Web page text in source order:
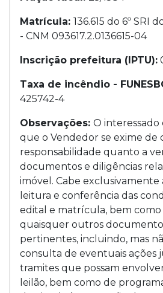
Matrícula: 136.615 do 6º SRI
- CNM 093617.2.0136615-04
Inscrição prefeitura (IPTU):
Taxa de incêndio -
425742-4
Observações: O interessado
que o Vendedor se exime
responsabilidade quanto a
documentos e diligências
imóvel. Cabe exclusivamente
leitura e conferência das
edital e matrícula, bem como
quaisquer outros
pertinentes, incluindo, mas
consulta de eventuais ações
tramites que possam
leilão, bem como de